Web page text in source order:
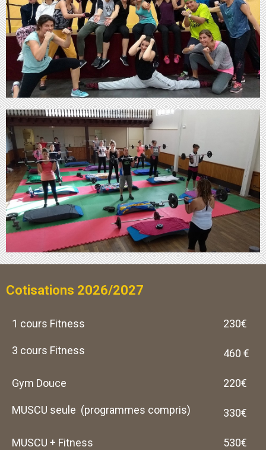
Cotisations 2026/2027
1 cours Fitness 230€
3 cours Fitness 460 €
Gym Douce 220€
MUSCU seule (programmes compris) 330€
MUSCU + Fitness 530€